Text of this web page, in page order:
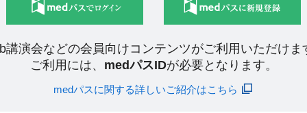
講演会などの会員向けコンテンツがご利用いただけま
ご利用には、 medパスIDが必要となります。
medパスに関する詳しいご紹介はこちら